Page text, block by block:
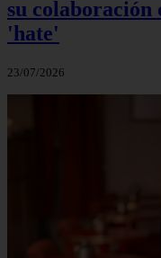
su colaboración
'hate'
23/07/2026